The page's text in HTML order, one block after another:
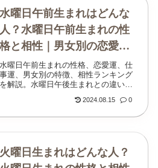
水曜日午前生まれはどんな
人？水曜日午前生まれの性
格と相性｜男女別の恋愛・
仕事運
水曜日午前生まれの性格、恋愛運、仕
事運、男女別の特徴、相性ランキング
を解説。水曜日午後生まれとの違いや
2024.08.15 0
火曜日生まれはどんな人？